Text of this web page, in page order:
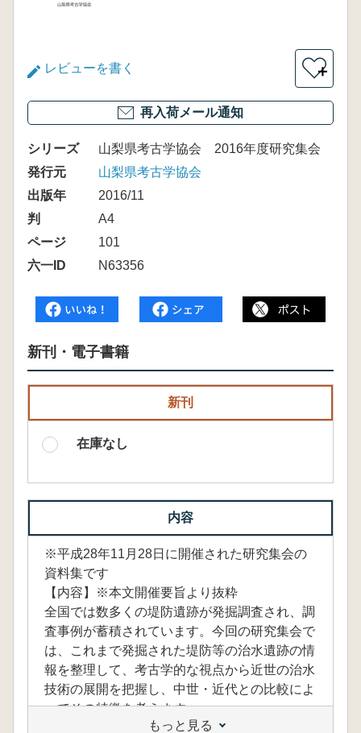
レビューを書く ＋
再入荷メール通知
シリーズ
山梨県考古学協会 2016年度研究集会
発行元
山梨県考古学協会
出版年
2016/11
判
A4
ページ
101
六一ID
N63356
新刊・電子書籍
新刊
在庫なし
内容
※平成28年11月28日に開催された研究集会の
資料集です
【内容】※本文開催要旨より抜粋
全国では数多くの堤防遺跡が発掘調査され、調
査事例が蓄積されています。今回の研究集会で
は、これまで発掘された堤防等の治水遺跡の情
報を整理して、考古学的な視点から近世の治水
技術の展開を把握し、中世・近代との比較によ
ってその特徴を考えます
もっと見る